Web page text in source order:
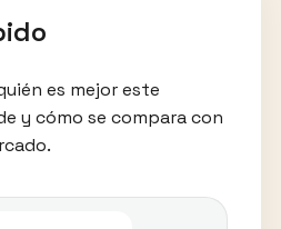
es mejor este
y cómo se compara con